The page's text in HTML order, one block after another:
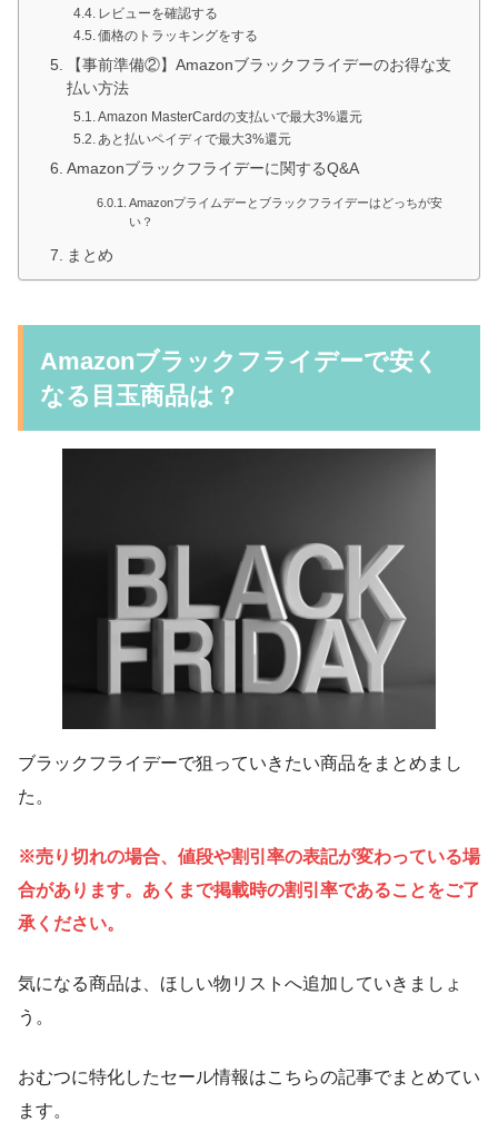
レビューを確認する
価格のトラッキングをする
【事前準備②】Amazonブラックフライデーのお得な支
払い方法
Amazon MasterCardの支払いで最大3%還元
あと払いペイディで最大3%還元
Amazonブラックフライデーに関するQ&A
Amazonプライムデーとブラックフライデーはどっちが安
い？
まとめ
Amazonブラックフライデーで安く
なる目玉商品は？
ブラックフライデーで狙っていきたい商品をまとめまし
た。
※売り切れの場合、値段や割引率の表記が変わっている場
合があります。あくまで掲載時の割引率であることをご了
承ください。
気になる商品は、ほしい物リストへ追加していきましょ
う。
おむつに特化したセール情報はこちらの記事でまとめてい
ます。